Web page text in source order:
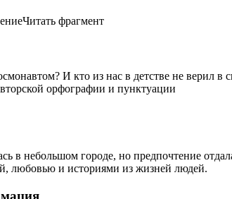
Читать фрагмент
И кто из нас в детстве не верил
орфографии и пунктуации
в небольшом городе, но предпочтение
любовью и историями из жизней людей.